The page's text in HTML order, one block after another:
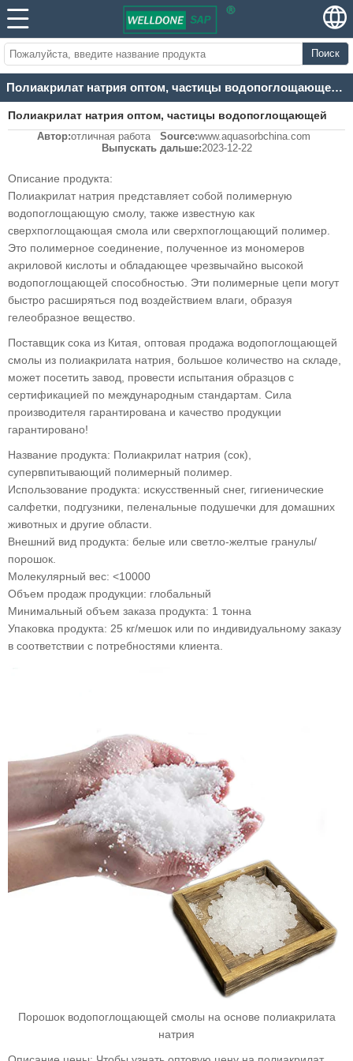
Поиск
Полиакрилат натрия оптом, частицы водопоглощающей смолы, поставщик китайского сока, полимерный порошок водопоглощающей смолы
Полиакрилат натрия оптом, частицы водопоглощающей
смолы, поставщик китайского сока, полимерный порошок
Автор:отличная работа Source:www.aquasorbchina.com
Выпускать дальше:2023-12-22
Описание продукта:
Полиакрилат натрия представляет собой полимерную
водопоглощающую смолу, также известную как
сверхпоглощающая смола или сверхпоглощающий полимер.
Это полимерное соединение, полученное из мономеров
акриловой кислоты и обладающее чрезвычайно высокой
водопоглощающей способностью. Эти полимерные цепи могут
быстро расширяться под воздействием влаги, образуя
гелеобразное вещество.
Поставщик сока из Китая, оптовая продажа водопоглощающей
смолы из полиакрилата натрия, большое количество на складе,
может посетить завод, провести испытания образцов с
сертификацией по международным стандартам. Сила
производителя гарантирована и качество продукции
гарантировано!
Название продукта: Полиакрилат натрия (сок),
супервпитывающий полимерный полимер.
Использование продукта: искусственный снег, гигиенические
салфетки, подгузники, пеленальные подушечки для домашних
животных и другие области.
Внешний вид продукта: белые или светло-желтые гранулы/
порошок.
Молекулярный вес: <10000
Объем продаж продукции: глобальный
Минимальный объем заказа продукта: 1 тонна
Упаковка продукта: 25 кг/мешок или по индивидуальному заказу
в соответствии с потребностями клиента.
Порошок водопоглощающей смолы на основе полиакрилата
натрия